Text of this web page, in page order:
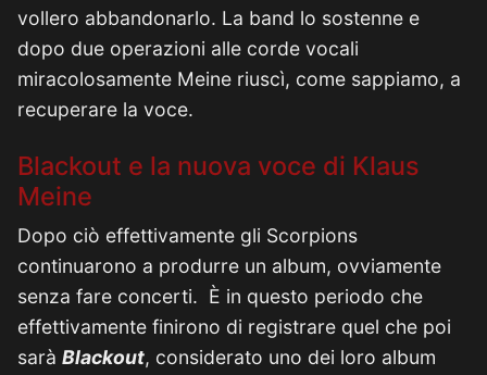
vollero abbandonarlo. La band lo sostenne e
dopo due operazioni alle corde vocali
miracolosamente Meine riuscì, come sappiamo, a
recuperare la voce.
Blackout e la nuova voce di Klaus
Meine
Dopo ciò effettivamente gli Scorpions
continuarono a produrre un album, ovviamente
senza fare concerti. È in questo periodo che
effettivamente finirono di registrare quel che poi
sarà Blackout, considerato uno dei loro album